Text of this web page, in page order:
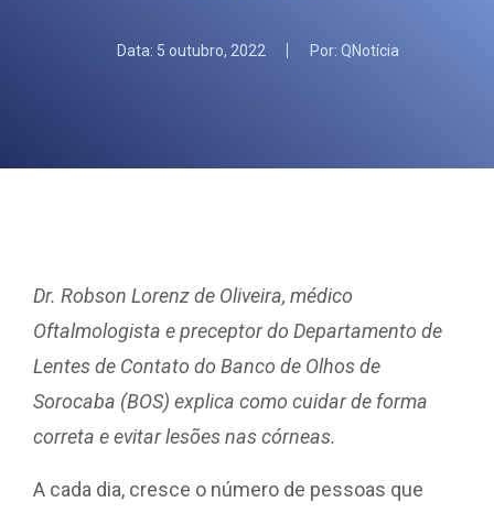
Data: 5 outubro, 2022 Por: QNotícia
Dr. Robson Lorenz de Oliveira, médico
Oftalmologista e preceptor do Departamento de
Lentes de Contato do Banco de Olhos de
Sorocaba (BOS) explica como cuidar de forma
correta e evitar lesões nas córneas.
A cada dia, cresce o número de pessoas que